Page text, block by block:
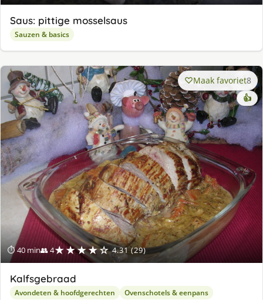
Saus: pittige mosselsaus
Sauzen & basics
⏱ 40 min👥 4★★★★☆ 4.31 (29)
Maak favoriet8
👍
Kalfsgebraad
Avondeten & hoofdgerechten Ovenschotels & eenpans